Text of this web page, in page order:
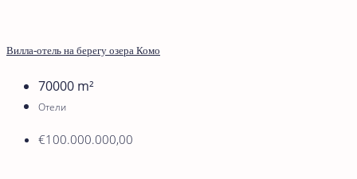
Вилла-отель на берегу озера Комо
70000 m²
Отели
€100.000.000,00